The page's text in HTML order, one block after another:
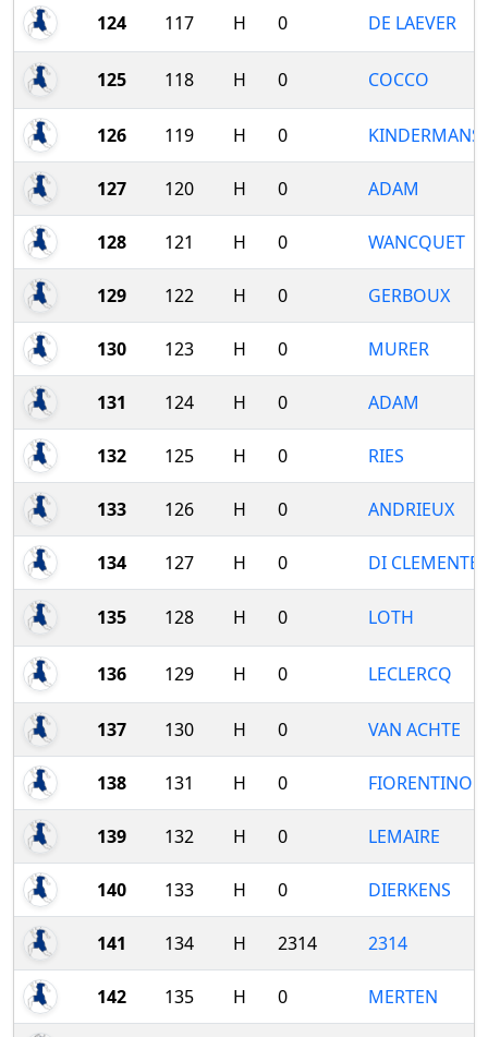
124 117 H 0 DE LAEVER
125 118 H 0 COCCO
126 119 H 0 KINDERMANS
127 120 H 0 ADAM
128 121 H 0 WANCQUET
129 122 H 0 GERBOUX
130 123 H 0 MURER
131 124 H 0 ADAM
132 125 H 0 RIES
133 126 H 0 ANDRIEUX
134 127 H 0 DI CLEMENTE
135 128 H 0 LOTH
136 129 H 0 LECLERCQ
137 130 H 0 VAN ACHTE
138 131 H 0 FIORENTINO
139 132 H 0 LEMAIRE
140 133 H 0 DIERKENS
141 134 H 2314 2314
142 135 H 0 MERTEN